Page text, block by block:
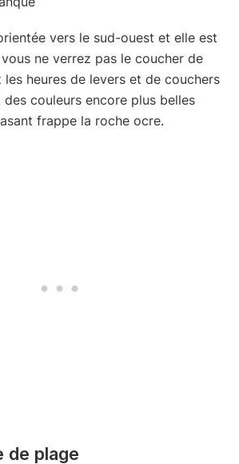
vers le sud-ouest et elle est
ne verrez pas le coucher de
les heures de levers et de couchers
couleurs encore plus belles
frappe la roche ocre.
de plage